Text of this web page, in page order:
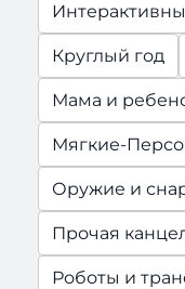
Круглый год
Мама и
Мягкие-
Оружие и
Прочая
Роботы и